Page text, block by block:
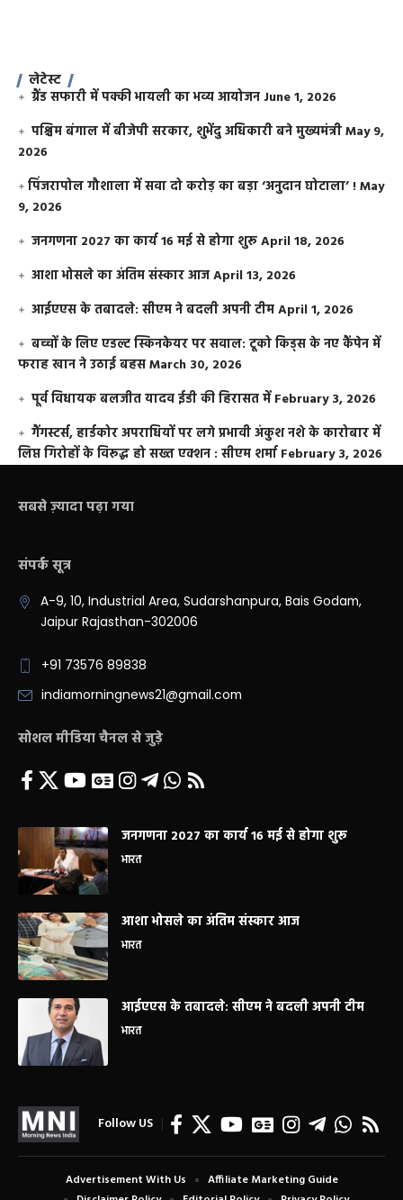
लेटेस्ट
ग्रैंड सफारी में पक्की भायली का भव्य आयोजन June 1, 2026
पश्चिम बंगाल में बीजेपी सरकार, शुभेंदु अधिकारी बने मुख्यमंत्रीMay 9,
2026
​पिंजरापोल गौशाला में सवा दो करोड़ का बड़ा ‘अनुदान घोटाला’ !May
9, 2026
जनगणना 2027 का कार्य 16 मई से होगा शुरूApril 18, 2026
आशा भोसले का अंतिम संस्कार आजApril 13, 2026
आईएएस के तबादले: सीएम ने बदली अपनी टीमApril 1, 2026
बच्चों के लिए एडल्ट स्किनकेयर पर सवाल: टूको किड्स के नए कैंपेन में
फराह खान ने उठाई बहसMarch 30, 2026
पूर्व विधायक बलजीत यादव ईडी की हिरासत में February 3, 2026
गैंगस्टर्स, हार्डकोर अपराधियों पर लगे प्रभावी अंकुश नशे के कारोबार में
लिप्त गिरोहों के विरूद्ध हो सख्त एक्शन : सीएम शर्मा February 3, 2026
सबसे ज़्यादा पढ़ा गया
संपर्क सूत्र
A-9, 10, Industrial Area, Sudarshanpura, Bais Godam,
Jaipur Rajasthan-302006
+91 73576 89838
indiamorningnews21@gmail.com
सोशल मीडिया चैनल से जुड़े
जनगणना 2027 का कार्य 16 मई से होगा शुरू
भारत
आशा भोसले का अंतिम संस्कार आज
भारत
आईएएस के तबादले: सीएम ने बदली अपनी टीम
भारत
Follow US
Advertisement With Us
Affiliate Marketing Guide